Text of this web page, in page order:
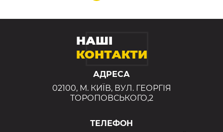
НАШІ
КОНТАКТИ
АДРЕСА
02100, М. КИЇВ, ВУЛ. ГЕОРГІЯ
ТОРОПОВСЬКОГО,2
ТЕЛЕФОН